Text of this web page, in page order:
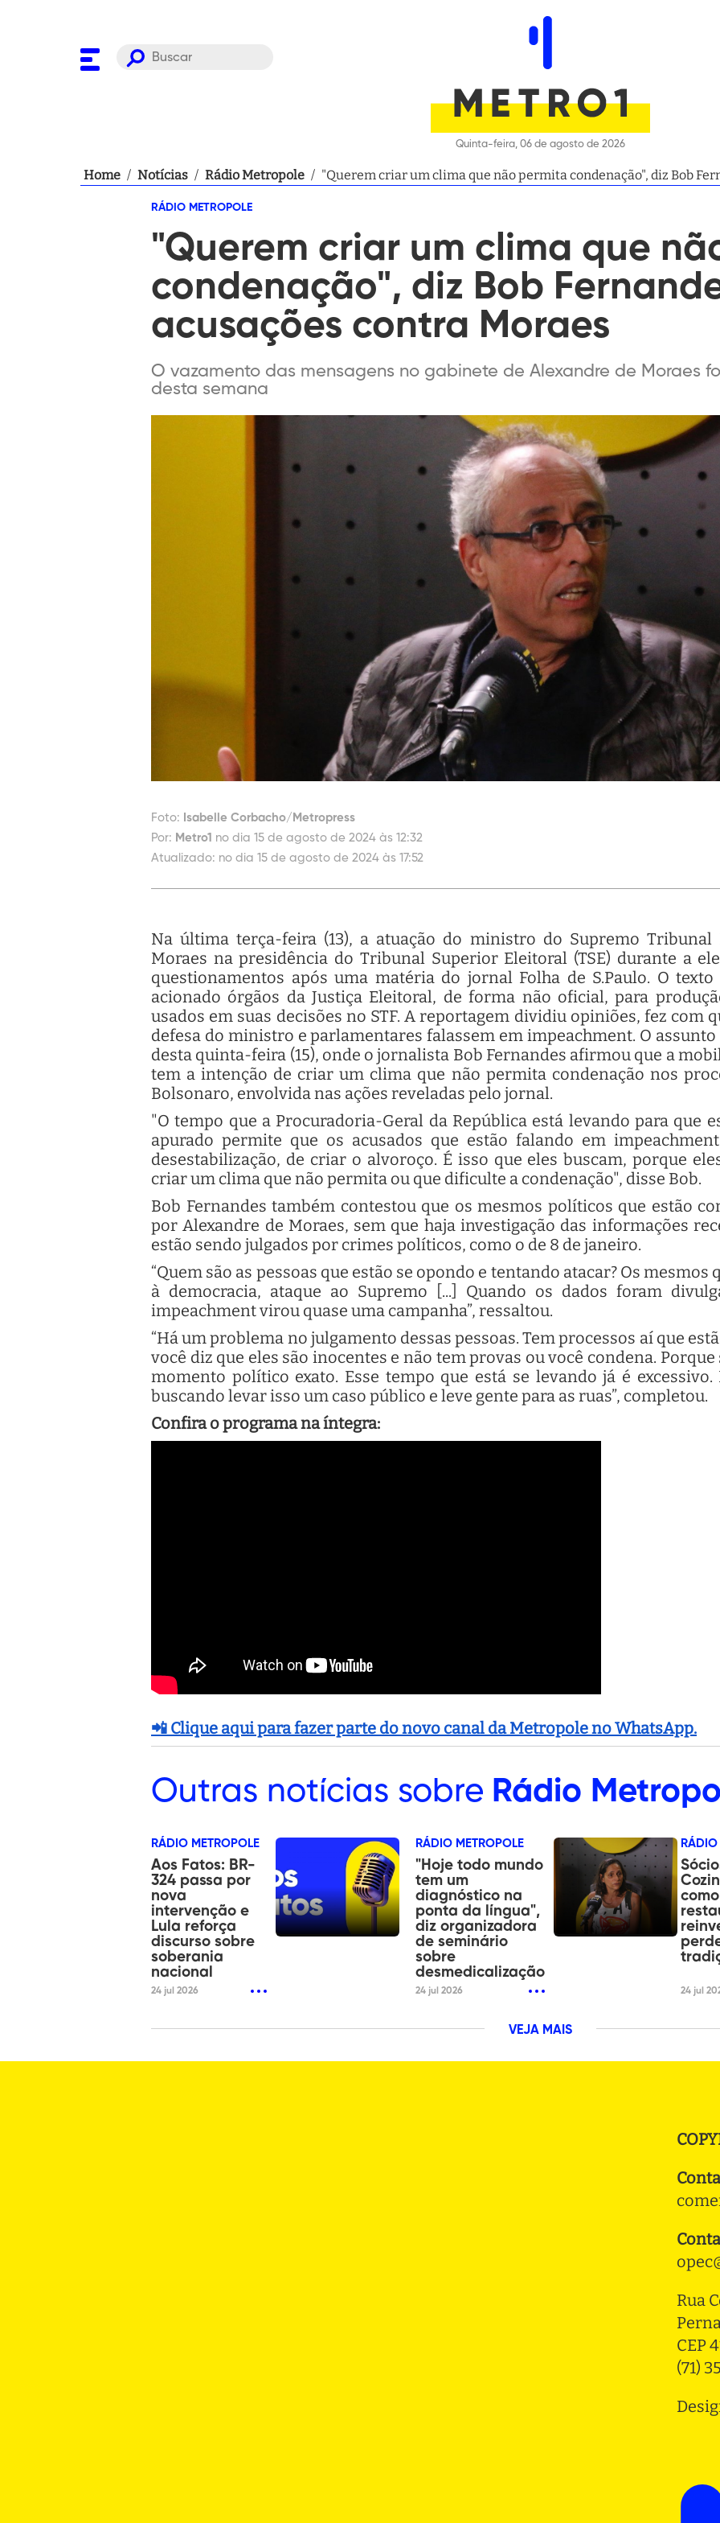
Quinta-feira, 06 de agosto de 2026
Home / Notícias / Rádio Metropole / "Querem criar um clima que não permita condenação", diz Bob
RÁDIO METROPOLE
"Querem criar um clima que
condenação", diz Bob
acusações contra Moraes
O vazamento das mensagens no gabinete de Alexandre de Moraes
desta semana
Foto: Isabelle Corbacho/Metropress
Por: Metro1 no dia 15 de agosto de 2024 às 12:32
Atualizado: no dia 15 de agosto de 2024 às 17:52
Na última terça-feira (13), a atuação do ministro do Supremo Tribunal
Moraes na presidência do Tribunal Superior Eleitoral (TSE) durante a
questionamentos após uma matéria do jornal Folha de S.Paulo. O
acionado órgãos da Justiça Eleitoral, de forma não oficial, para
usados em suas decisões no STF. A reportagem dividiu opiniões, fez com
defesa do ministro e parlamentares falassem em impeachment. O
desta quinta-feira (15), onde o jornalista Bob Fernandes afirmou que a
tem a intenção de criar um clima que não permita condenação nos
Bolsonaro, envolvida nas ações reveladas pelo jornal.
"O tempo que a Procuradoria-Geral da República está levando para que
apurado permite que os acusados que estão falando em
desestabilização, de criar o alvoroço. É isso que eles buscam, porque
criar um clima que não permita ou que dificulte a condenação", disse Bob.
Bob Fernandes também contestou que os mesmos políticos que estão
por Alexandre de Moraes, sem que haja investigação das informações
estão sendo julgados por crimes políticos, como o de 8 de janeiro.
“Quem são as pessoas que estão se opondo e tentando atacar? Os mesmos
à democracia, ataque ao Supremo [...] Quando os dados foram
impeachment virou quase uma campanha”, ressaltou.
“Há um problema no julgamento dessas pessoas. Tem processos aí que
você diz que eles são inocentes e não tem provas ou você condena.
momento político exato. Esse tempo que está se levando já é
buscando levar isso um caso público e leve gente para as ruas”, completou.
Confira o programa na íntegra:
📲 Clique aqui para fazer parte do novo canal da Metropole no WhatsApp.
Outras notícias sobre Rádio
RÁDIO METROPOLE
Aos Fatos: BR-
324 passa por
nova
intervenção e
Lula reforça
discurso sobre
soberania
nacional
24 jul 2026
RÁDIO METROPOLE
"Hoje todo mundo
tem um
diagnóstico na
ponta da língua",
diz organizadora
de seminário
sobre
desmedicalização
24 jul 2026
RÁDIO
como
24 jul
VEJA MAIS
Rua
CEP
(71)